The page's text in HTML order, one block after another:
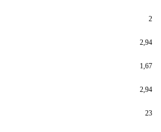
2
2,94
1,67
2,94
23